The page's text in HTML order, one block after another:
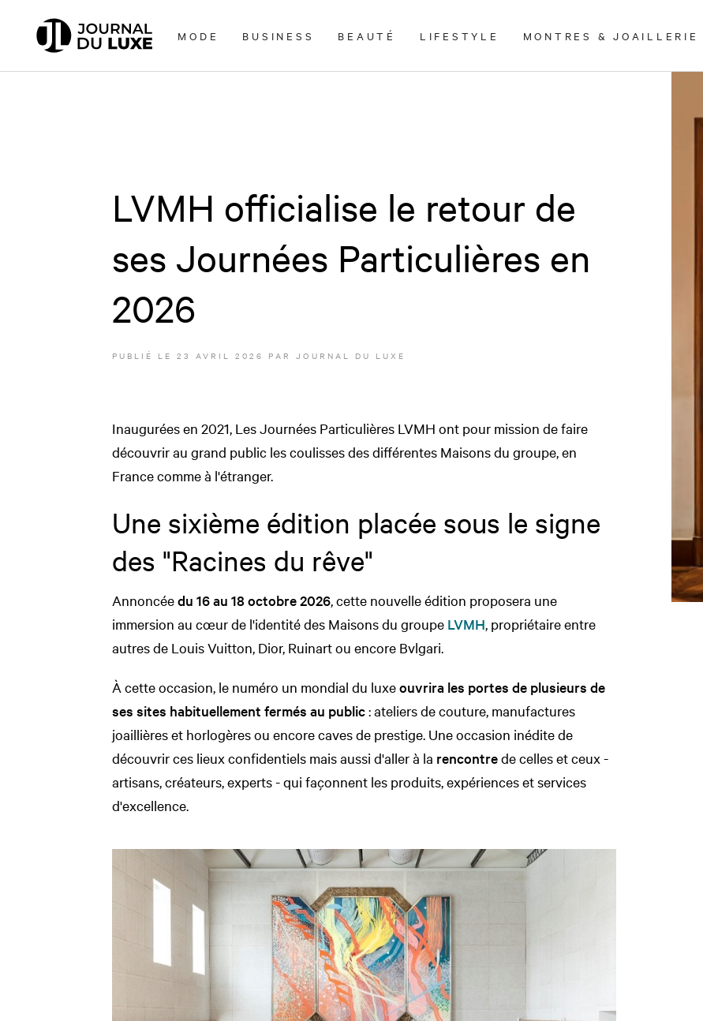
directement
MODE BUSINESS BEAUTÉ LIFESTYLE MONTRES & JOAILLERIE
LVMH officialise le retour de
ses Journées Particulières en
2026
PUBLIÉ LE 23 AVRIL 2026 PAR JOURNAL DU LUXE
Inaugurées en 2021, Les Journées Particulières LVMH ont pour mission de faire
découvrir au grand public les coulisses des différentes Maisons du groupe, en
France comme à l'étranger.
Une sixième édition placée sous le signe
des "Racines du rêve"
Annoncéedu 16 au 18 octobre 2026 , cette nouvelle édition proposera une
immersion au cœur de l'identité des Maisons du groupe LVMH , propriétaire entre
autres de Louis Vuitton, Dior, Ruinart ou encore Bvlgari.
À cette occasion, le numéro un mondial du luxeouvrira les portes de plusieurs de
ses sites habituellement fermés au public: ateliers de couture, manufactures
joaillières et horlogères ou encore caves de prestige. Une occasion inédite de
découvrir ces lieux confidentiels mais aussi d'aller à la rencontrede celles et ceux -
artisans, créateurs, experts - qui façonnent les produits, expériences et services
d'excellence.